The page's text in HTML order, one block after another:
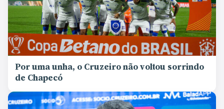
Por uma unha, o Cruzeiro não voltou sorrindo
de Chapecó